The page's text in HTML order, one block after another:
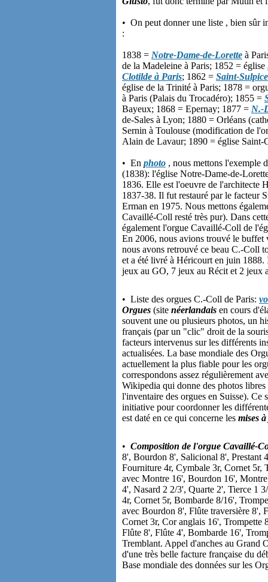
• On peut donner une liste , bien sûr
:
1838 = Notre-Dame-de-Lorette à
de la Madeleine à Paris; 1852 = église
Clotilde à Paris; 1862 = Saint-
église de la Trinité à Paris; 1878 =
à Paris (Palais du Trocadéro); 1855 =
Bayeux; 1868 = Epernay; 1877 = N.-
de-Sales à Lyon; 1880 = Orléans
Sernin à Toulouse (modification de
Alain de Lavaur; 1890 = église Saint-
• En photo , nous mettons l'exemple
(1838): l'église Notre-Dame-de-
1836. Elle est l'oeuvre de l'architecte
1837-38. Il fut restauré par le facteur
Erman en 1975. Nous mettons
Cavaillé-Coll resté très pur). Dans
également l'orgue Cavaillé-Coll de
En 2006, nous avions trouvé le
nous avons retrouvé ce beau C.-Coll
et a été livré à Héricourt en juin
jeux au GO, 7 jeux au Récit et 2 jeux
• Liste des orgues C.-Coll de Paris:
Orgues (site néerlandais en cours
souvent une ou plusieurs photos, un
français (par un "clic" droit de la
facteurs intervenus sur les différents
actualisées. La base mondiale des
actuellement la plus fiable pour les
correspondons assez régulièrement
Wikipedia qui donne des photos
l'inventaire des orgues en Suisse). Ce
initiative pour coordonner les
est daté en ce qui concerne les mises
• Composition de l'orgue Cavaillé-
8', Bourdon 8', Salicional 8', Prestant
Fourniture 4r, Cymbale 3r, Cornet
avec Montre 16', Bourdon 16',
4', Nasard 2 2/3', Quarte 2', Tierce 1
4r, Cornet 5r, Bombarde 8/16',
avec Bourdon 8', Flûte traversière 8',
Cornet 3r, Cor anglais 16',
Flûte 8', Flûte 4', Bombarde 16',
Tremblant. Appel d'anches au Grand
d'une très belle facture française du
Base mondiale des données sur les